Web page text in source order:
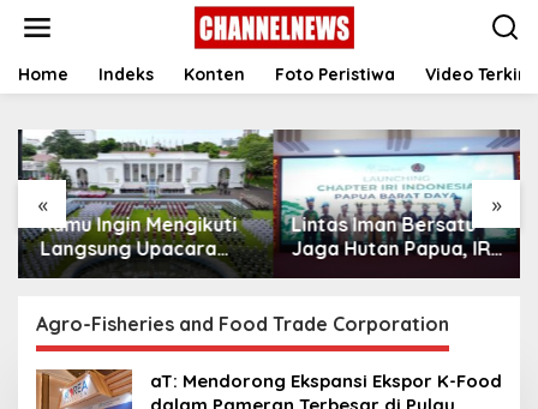
t
Home Indeks Konten Foto Peristiwa Video Terkini
« »
Kamu Ingin Mengikuti
Langsung Upacara
HUT Ke-81
Istana? Ini Link
Pendaftaran Resminya
di Sini
Lintas Iman Bersatu
Jaga Hutan Papua, IRI
Indonesia Resmikan
Daya
Agro-Fisheries and Food Trade Corporation
aT: Mendorong Ekspansi Ekspor K-Food